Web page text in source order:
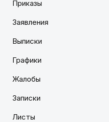
Приказы
Заявления
Выписки
Графики
Жалобы
Записки
Листы